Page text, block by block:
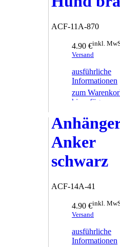
ACF-11A-870
4.90 €inkl.
Versand
ausführliche
Informationen
zum
hinzufügen
Anker
schwarz
ACF-14A-41
4.90 €inkl.
Versand
ausführliche
Informationen